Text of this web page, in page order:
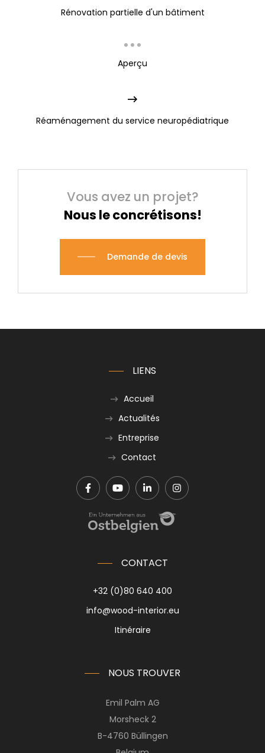
Rénovation partielle d'un bâtiment
Aperçu
Réaménagement du service neuropédiatrique
Vous avez un projet?
Nous le concrétisons!
Demande de devis
LIENS
Accueil
Actualités
Entreprise
Contact
CONTACT
+32 (0)80 640 400
info@wood-interior.eu
Itinéraire
NOUS TROUVER
Emil Palm AG
Morsheck 2
B-4760 Büllingen